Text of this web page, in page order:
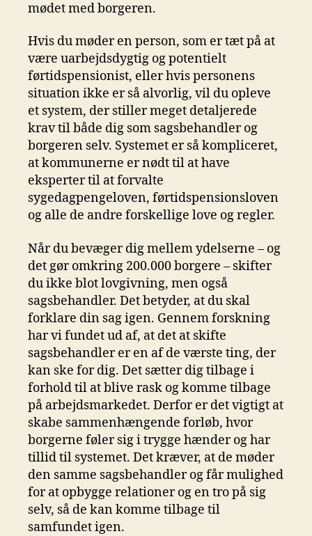
mødet med borgeren.
Hvis du møder en person, som er tæt på at
være uarbejdsdygtig og potentielt
førtidspensionist, eller hvis personens
situation ikke er så alvorlig, vil du opleve
et system, der stiller meget detaljerede
krav til både dig som sagsbehandler og
borgeren selv. Systemet er så kompliceret,
at kommunerne er nødt til at have
eksperter til at forvalte
sygedagpengeloven, førtidspensionsloven
og alle de andre forskellige love og regler.
Når du bevæger dig mellem ydelserne – og
det gør omkring 200.000 borgere – skifter
du ikke blot lovgivning, men også
sagsbehandler. Det betyder, at du skal
forklare din sag igen. Gennem forskning
har vi fundet ud af, at det at skifte
sagsbehandler er en af ​​de værste ting, der
kan ske for dig. Det sætter dig tilbage i
forhold til at blive rask og komme tilbage
på arbejdsmarkedet. Derfor er det vigtigt at
skabe sammenhængende forløb, hvor
borgerne føler sig i trygge hænder og har
tillid til systemet. Det kræver, at de møder
den samme sagsbehandler og får mulighed
for at opbygge relationer og en tro på sig
selv, så de kan komme tilbage til
samfundet igen.